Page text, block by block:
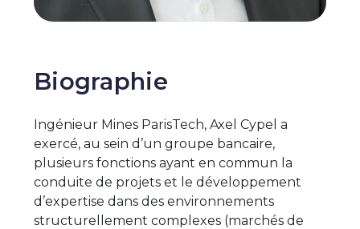
Biographie
Ingénieur Mines ParisTech, Axel Cypel a
exercé, au sein d’un groupe bancaire,
plusieurs fonctions ayant en commun la
conduite de projets et le développement
d’expertise dans des environnements
structurellement complexes (marchés de